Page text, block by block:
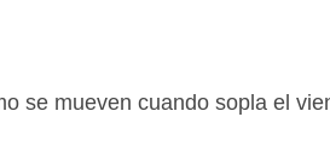
se mueven cuando sopla el